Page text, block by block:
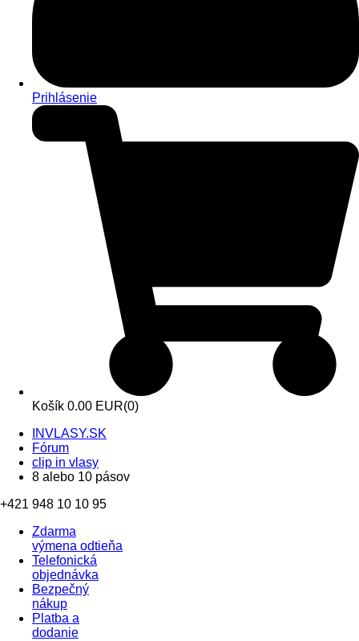
Prihlásenie
Košík 0.00 EUR(0)
INVLASY.SK
Fórum
clip in vlasy
8 alebo 10 pásov
+421 948 10 10 95
Zdarma
výmena odtieňa
Telefonická
objednávka
Bezpečný
nákup
Platba a
dodanie